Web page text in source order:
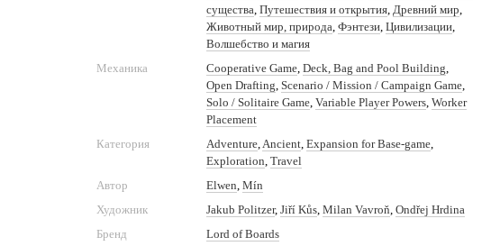
существа, Путешествия и открытия, Древний мир,
Животный мир, природа, Фэнтези, Цивилизации,
Волшебство и магия
Механика
Cooperative Game, Deck, Bag and Pool Building,
Open Drafting, Scenario / Mission / Campaign Game,
Solo / Solitaire Game, Variable Player Powers, Worker
Placement
Категория
Adventure,Ancient, Expansion for Base-game,
Exploration, Travel
Автор
Elwen, Mín
Художник
Jakub Politzer, Jiří Kůs, Milan Vavroň, Ondřej Hrdina
Бренд
Lord of Boards